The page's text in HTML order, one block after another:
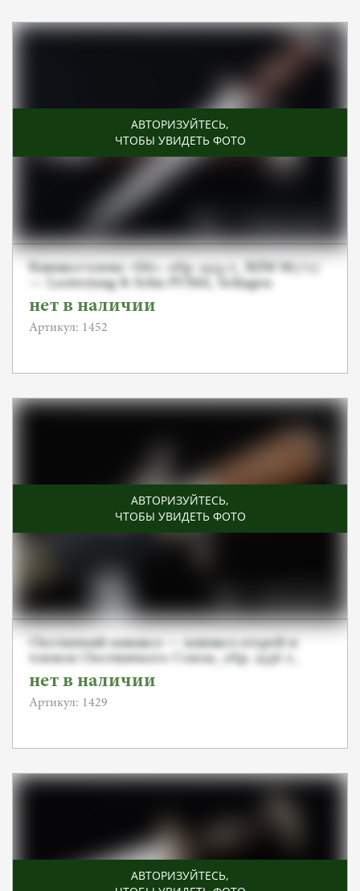
АВТОРИЗУЙТЕСЬ,
ЧТОБЫ УВИДЕТЬ ФОТО
Кинжал члена «SA», обр. 1933 г., RZM M7/27
— Lauterjung & Sohn PUMA, Solingen
нет в наличии
Артикул: 1452
АВТОРИЗУЙТЕСЬ,
ЧТОБЫ УВИДЕТЬ ФОТО
Охотничий кинжал — кинжал егерей и
членов Охотничьего Союза, обр. 1936 г.,
нет в наличии
Артикул: 1429
АВТОРИЗУЙТЕСЬ,